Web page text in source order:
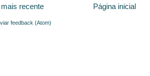
recente Página inicial
feedback (Atom)